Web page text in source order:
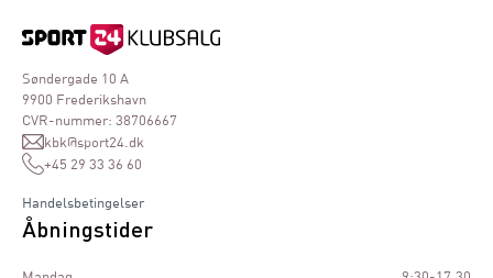
Søndergade 10 A
9900 Frederikshavn
CVR-nummer: 38706667
kbk@sport24.dk
+45 29 33 36 60
Handelsbetingelser
Åbningstider